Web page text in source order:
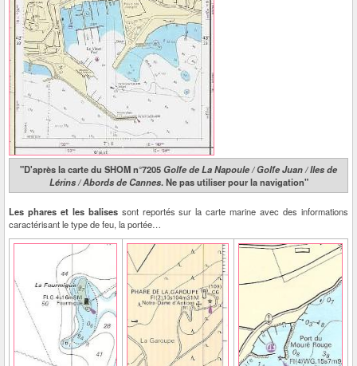
"D'après la carte du SHOM n°7205Golfe de La Napoule / Golfe Juan / Iles de
Lérins / Abords de Cannes. Ne pas utiliser pour la navigation"
Les phares et les balises sont reportés sur la carte marine avec des informations
caractérisant le type de feu, la portée…